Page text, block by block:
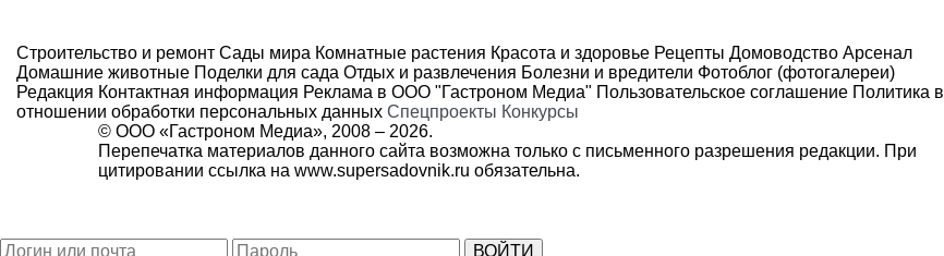
Строительство и ремонт Сады мира Комнатные растения Красота и здоровье Рецепты Домоводство Арсенал
Домашние животные Поделки для сада Отдых и развлечения Болезни и вредители Фотоблог (фотогалереи)
Редакция Контактная информация Реклама в ООО "Гастроном Медиа" Пользовательское соглашение Политика в
отношении обработки персональных данных Спецпроекты Конкурсы
© ООО «Гастроном Медиа», 2008 – 2026.
Перепечатка материалов данного сайта возможна только с письменного разрешения редакции. При
цитировании ссылка на www.supersadovnik.ru обязательна.